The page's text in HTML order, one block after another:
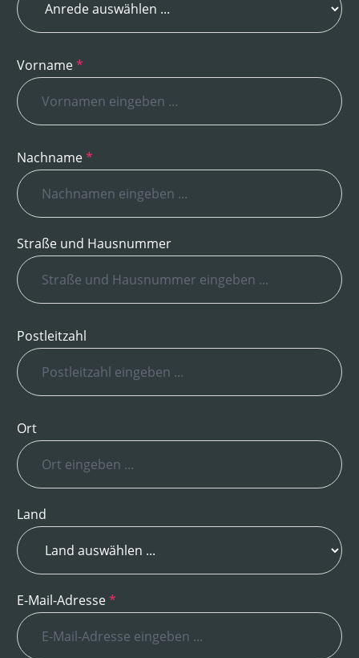
Vorname*
Nachname*
Straße und Hausnummer
Postleitzahl
Ort
Land
E-Mail-Adresse*